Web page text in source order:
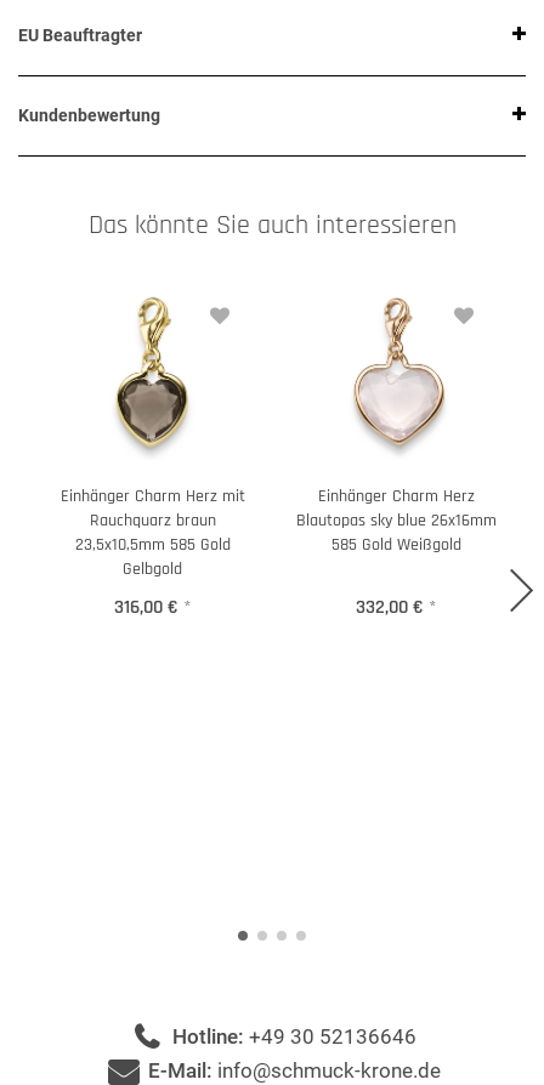
EU Beauftragter
Kundenbewertung
Das könnte Sie auch interessieren
Einhänger Charm Herz mit
Rauchquarz braun
23,5x10,5mm 585 Gold
Gelbgold
316,00 € *
Einhänger Charm Herz
Blautopas sky blue 26x16mm
585 Gold Weißgold
332,00 € *
Hotline: +49 30 52136646
E-Mail: info@schmuck-krone.de